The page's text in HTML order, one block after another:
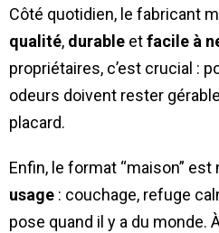
Côté quotidien, le fabricant
qualité, durable etfacile à
propriétaires, c’est crucial :
odeurs doivent rester
placard.
Enfin, le format “maison”
usage : couchage, refuge
pose quand il y a du monde.